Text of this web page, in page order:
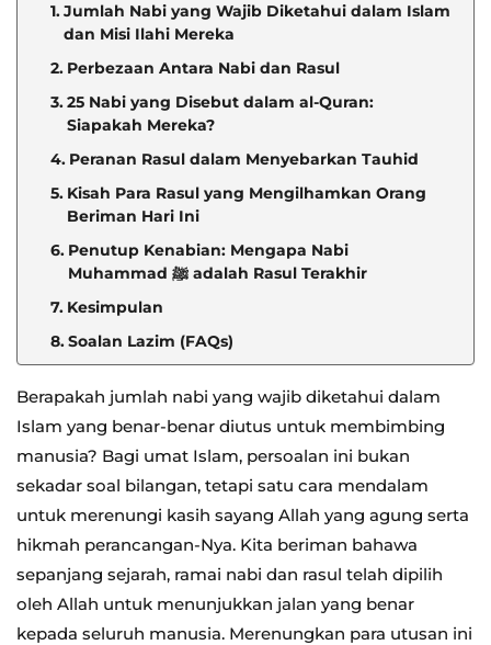
Jumlah Nabi yang Wajib Diketahui dalam Islam
dan Misi Ilahi Mereka
Perbezaan Antara Nabi dan Rasul
25 Nabi yang Disebut dalam al-Quran:
Siapakah Mereka?
Peranan Rasul dalam Menyebarkan Tauhid
Kisah Para Rasul yang Mengilhamkan Orang
Beriman Hari Ini
Penutup Kenabian: Mengapa Nabi
Muhammad ﷺ adalah Rasul Terakhir
Kesimpulan
Soalan Lazim (FAQs)
Berapakah jumlah nabi yang wajib diketahui dalam
Islam yang benar-benar diutus untuk membimbing
manusia? Bagi umat Islam, persoalan ini bukan
sekadar soal bilangan, tetapi satu cara mendalam
untuk merenungi kasih sayang Allah yang agung serta
hikmah perancangan-Nya. Kita beriman bahawa
sepanjang sejarah, ramai nabi dan rasul telah dipilih
oleh Allah untuk menunjukkan jalan yang benar
kepada seluruh manusia. Merenungkan para utusan ini